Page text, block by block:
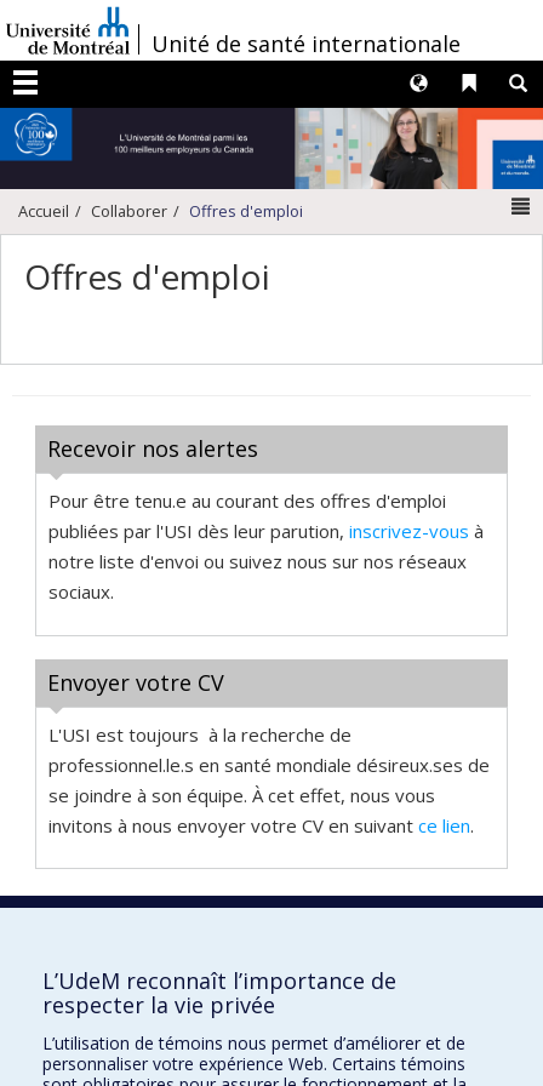
au
contenu
/Unité de santé internationale
Menu
Liens
Langues
Accueil Collaborer Offres d'emploi
Offres d'emploi
Recevoir nos alertes
Pour être tenu.e au courant des offres d'emploi
publiées par l'USI dès leur parution, inscrivez-vous à
notre liste d'envoi ou suivez nous sur nos réseaux
sociaux.
Envoyer votre CV
L'USI est toujours à la recherche de
professionnel.le.s en santé mondiale désireux.ses de
se joindre à son équipe. À cet effet, nous vous
invitons à nous envoyer votre CV en suivant ce lien.
Unité de santé internationale
Nous joindre par courriel
L’UdeM reconnaît l’importance de
respecter la vie privée
L’utilisation de témoins nous permet d’améliorer et de
personnaliser votre expérience Web. Certains témoins